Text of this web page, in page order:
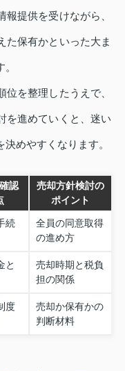
提供を受けながら、
た保有かといった大ま
を整理したうえで、
を進めていくと、迷い
めやすくなります。
認
売却方針検討の
ポイント
続
全員の同意取得
の進め方
と
売却時期と税負
担の関係
度
売却か保有かの
判断材料